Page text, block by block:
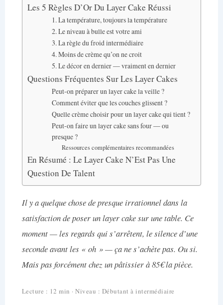
Les 5 Règles D’Or Du Layer Cake Réussi
1. La température, toujours la température
2. Le niveau à bulle est votre ami
3. La règle du froid intermédiaire
4. Moins de crème qu’on ne croit
5. Le décor en dernier — vraiment en dernier
Questions Fréquentes Sur Les Layer Cakes
Peut-on préparer un layer cake la veille ?
Comment éviter que les couches glissent ?
Quelle crème choisir pour un layer cake qui tient ?
Peut-on faire un layer cake sans four — ou
presque ?
Ressources complémentaires recommandées
En Résumé : Le Layer Cake N’Est Pas Une
Question De Talent
Il y a quelque chose de presque irrationnel dans la
satisfaction de poser un layer cake sur une table. Ce
moment — les regards qui s’arrêtent, le silence d’une
seconde avant les « oh » — ça ne s’achète pas. Ou si.
Mais pas forcément chez un pâtissier à 85€ la pièce.
Lecture : 12 min · Niveau : Débutant à intermédiaire